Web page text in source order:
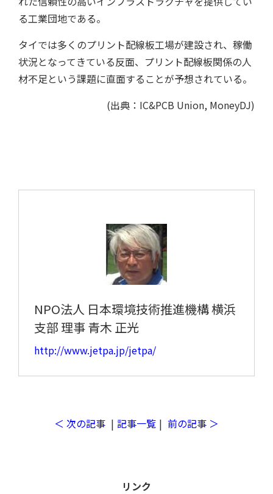
開発サポートのお願い
る工業団地である。
タイでは多くのプリント配線板工場が建設され、稼働
状況となってきている反面、プリント配線板関係の人
材不足という課題に直面することが予想されている。
(出典：IC&PCB Union, MoneyDJ)
NPO法人 日本環境技術推進機構 横浜
支部 理事 青木 正光
http://www.jetpa.jp/jetpa/
＜ 次の記事 | 記事一覧 | 前の記事 ＞
リンク